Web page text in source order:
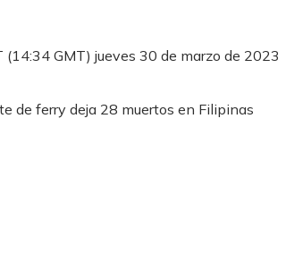
(14:34 GMT) jueves 30 de marzo de 2023